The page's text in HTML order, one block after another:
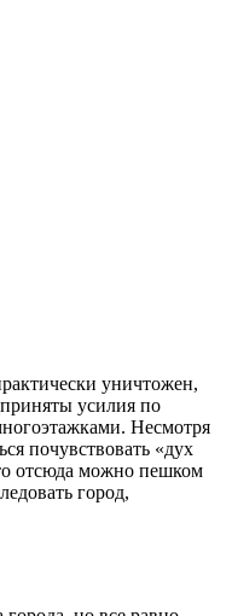
уничтожен,
усилия по
Несмотря
почувствовать «дух
отсюда можно пешком
город,